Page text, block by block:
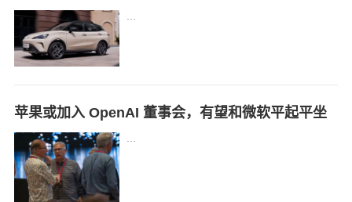
苹果或加入 OpenAI 董事会，有望和微软平起平坐